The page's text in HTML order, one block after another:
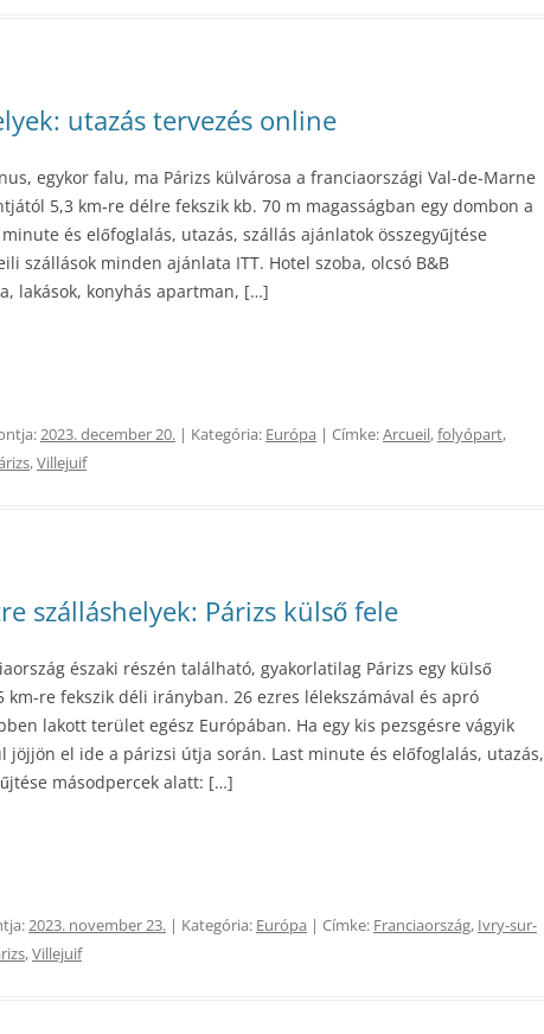
utazás tervezés online
egykor falu, ma Párizs külvárosa a franciaországi Val-de-Marne
5,3 km-re délre fekszik kb. 70 m magasságban egy dombon a
és előfoglalás, utazás, szállás ajánlatok összegyűjtése
szállások minden ajánlata ITT. Hotel szoba, olcsó B&B
lakások, konyhás apartman, […]
2023. december 20. | Kategória: Európa | Címke:Arcueil,folyópart,
,Villejuif
szálláshelyek: Párizs külső fele
északi részén található, gyakorlatilag Párizs egy külső
km-re fekszik déli irányban. 26 ezres lélekszámával és apró
lakott terület egész Európában. Ha egy kis pezsgésre vágyik
el ide a párizsi útja során. Last minute és előfoglalás, utazás,
másodpercek alatt: […]
2023. november 23. | Kategória: Európa | Címke: Franciaország, Ivry-sur-
,Villejuif